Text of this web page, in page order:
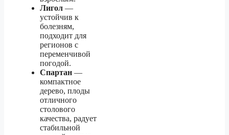
Лигол —
устойчив к
болезням,
подходит для
регионов с
переменчивой
погодой.
Спартан —
компактное
дерево, плоды
отличного
столового
качества, радует
стабильной